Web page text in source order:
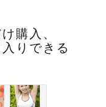
購入、
りできる